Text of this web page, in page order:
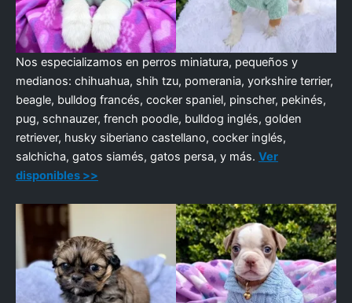
Nos especializamos en perros miniatura, pequeños y
medianos: chihuahua, shih tzu, pomerania, yorkshire terrier,
beagle, bulldog francés, cocker spaniel, pinscher, pekinés,
pug, schnauzer, french poodle, bulldog inglés, golden
retriever, husky siberiano castellano, cocker inglés,
salchicha, gatos siamés, gatos persa, y más. Ver
disponibles >>